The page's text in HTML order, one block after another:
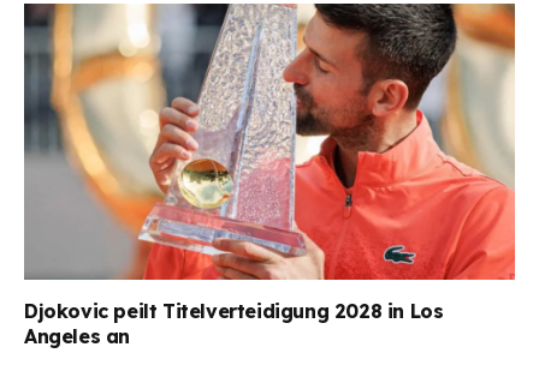
Djokovic peilt Titelverteidigung 2028 in Los
Angeles an